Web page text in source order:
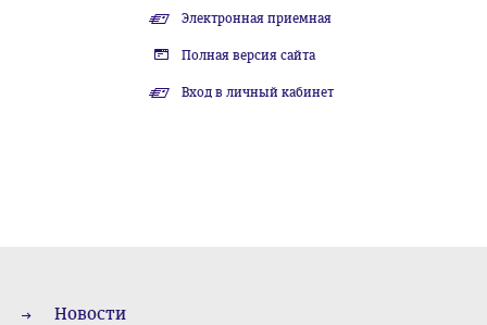
Электронная приемная
Полная версия сайта
Вход в личный кабинет
Новости